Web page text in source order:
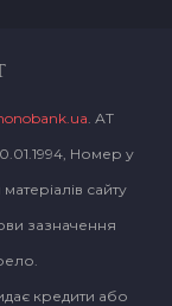
. АТ
Номер у
сайту
зазначення
кредити або